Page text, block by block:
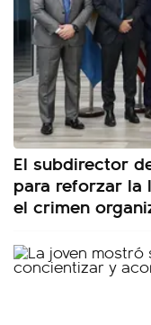
El subdirector
para reforzar la
el crimen